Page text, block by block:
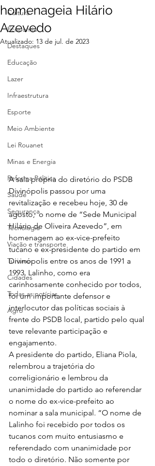
Cultura
Economia
Destaques
Educação
Lazer
Infraestrutura
Esporte
Meio Ambiente
Lei Rouanet
Minas e Energia
Reforma Política
Saúde
Segurança
Tecnologia
Viação e transporte
Turismo
Cidades
Todas as notícias
Agro
homenageia Hilário
Azevedo
Atualizado: 13 de jul. de 2023
A sala própria do diretório do PSDB
Divinópolis passou por uma
revitalização e recebeu hoje, 30 de
agosto,  o nome de “Sede Municipal
Hilário de Oliveira Azevedo”, em
homenagem ao ex-vice-prefeito
tucano e ex-presidente do partido em
Divinópolis entre os anos de 1991 a
1993. Lalinho, como era
carinhosamente conhecido por todos,
foi um importante defensor e
interlocutor das políticas sociais à
frente do PSDB local, partido pelo qual
teve relevante participação e
engajamento.
A presidente do partido, Eliana Piola,
relembrou a trajetória do
correligionário e lembrou da
unanimidade do partido ao referendar
o nome do ex-vice-prefeito ao
nominar a sala municipal. “O nome de
Lalinho foi recebido por todos os
tucanos com muito entusiasmo e
referendado com unanimidade por
todo o diretório. Não somente por